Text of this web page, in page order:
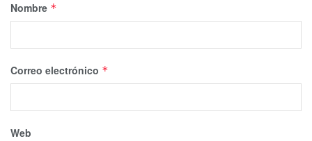
Nombre *
Correo electrónico *
Web